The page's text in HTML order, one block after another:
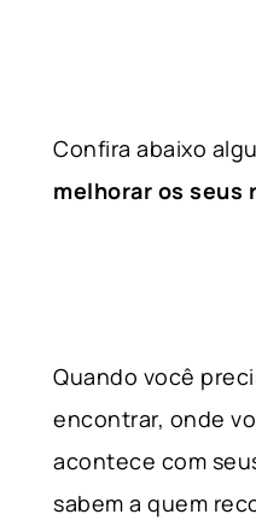
Confira abaixo
melhorar os
Quando você
encontrar, onde
acontece com
sabem a quem